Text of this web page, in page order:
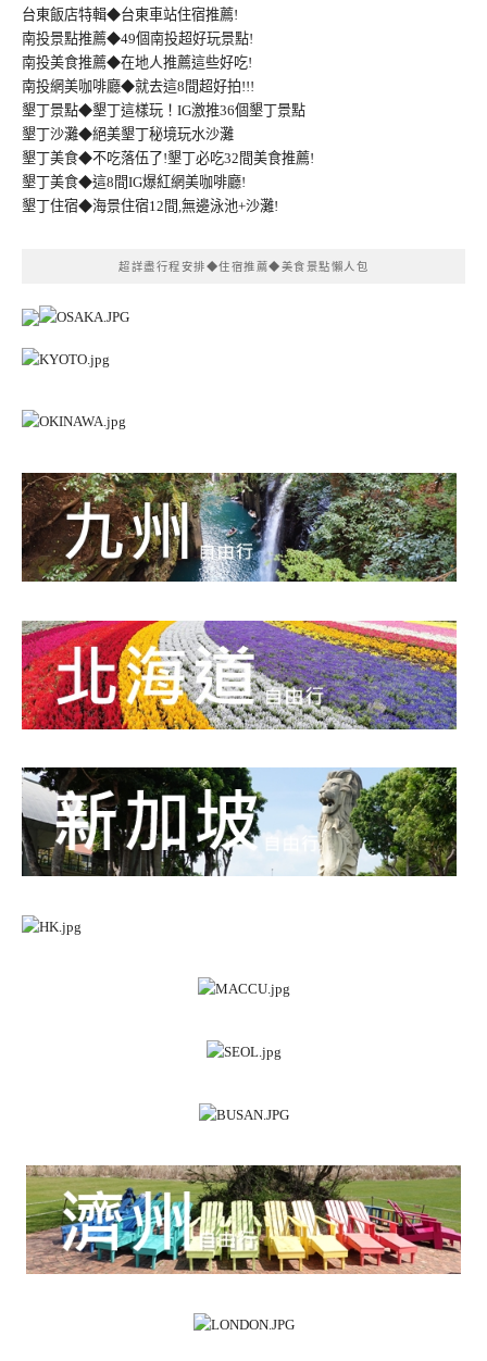
台東飯店特輯◆台東車站住宿推薦!
南投景點推薦◆49個南投超好玩景點!
南投美食推薦◆在地人推薦這些好吃!
南投網美咖啡廳◆就去這8間超好拍!!!
墾丁景點◆墾丁這樣玩！IG激推36個墾丁景點
墾丁沙灘◆絕美墾丁秘境玩水沙灘
墾丁美食◆不吃落伍了!墾丁必吃32間美食推薦!
墾丁美食◆這8間IG爆紅網美咖啡廳!
墾丁住宿◆海景住宿12間,無邊泳池+沙灘!
超詳盡行程安排◆住宿推薦◆美食景點懶人包